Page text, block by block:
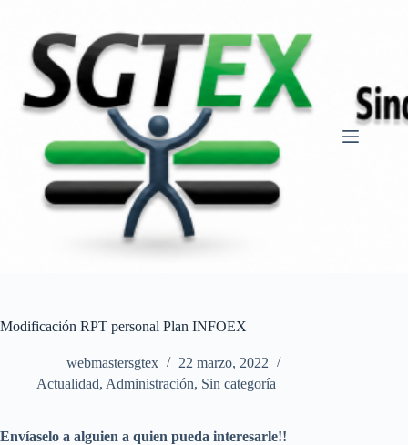
contenido
Modificación RPT personal Plan INFOEX
webmastersgtex
22 marzo, 2022
Actualidad, Administración, Sin categoría
Envíaselo a alguien a quien pueda interesarle!!